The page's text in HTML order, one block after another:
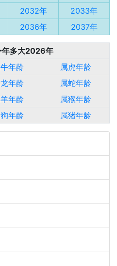
2032年
2033年
2036年 2037年
年多大2026年
年龄
属虎年龄
年龄
属蛇年龄
年龄
属猴年龄
年龄 属猪年龄